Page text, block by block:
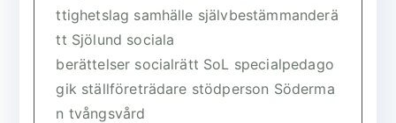
ttighetslag samhälle självbestämmanderä
tt Sjölund sociala
berättelser socialrätt SoL specialpedago
gik ställföreträdare stödperson Söderma
n tvångsvård